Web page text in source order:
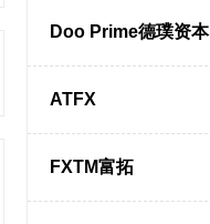
Doo Prime德璞资本
ATFX
FXTM富拓